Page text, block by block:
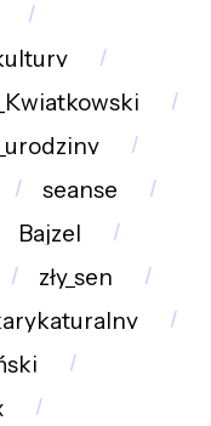
seanse
Bajzel
zły_sen